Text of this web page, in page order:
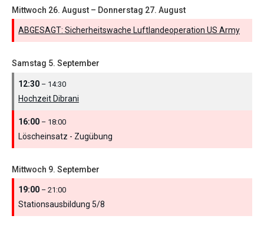
Mittwoch 26. August – Donnerstag 27. August
ABGESAGT: Sicherheitswache Luftlandeoperation US Army
Samstag 5. September
12:30 – 14:30
Hochzeit Dibrani
16:00 – 18:00
Löscheinsatz - Zugübung
Mittwoch 9. September
19:00 – 21:00
Stationsausbildung 5/8